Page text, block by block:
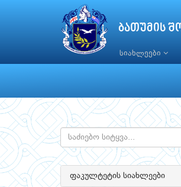
ბათუმის
სიახლეები
ფაკულტეტის სიახლეები